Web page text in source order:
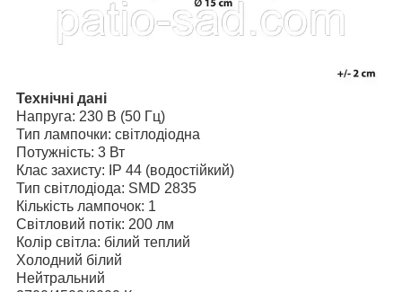
Технічні дані
Напруга: 230 В (50 Гц)
Тип лампочки: світлодіодна
Потужність: 3 Вт
Клас захисту: IP 44 (водостійкий)
Тип світлодіода: SMD 2835
Кількість лампочок: 1
Світловий потік: 200 лм
Колір світла: білий теплий
Холодний білий
Нейтральний